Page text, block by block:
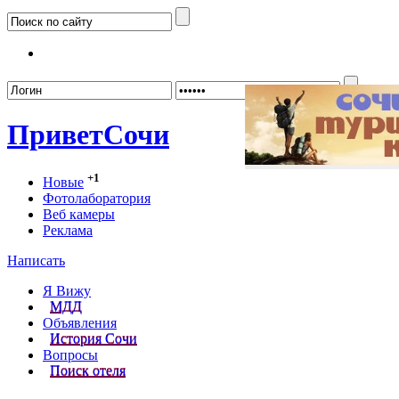
ПриветСочи
Новые +1
Фотолаборатория
Веб камеры
Реклама
Написать
Я Вижу
МДД
Объявления
История Сочи
Вопросы
Поиск отеля